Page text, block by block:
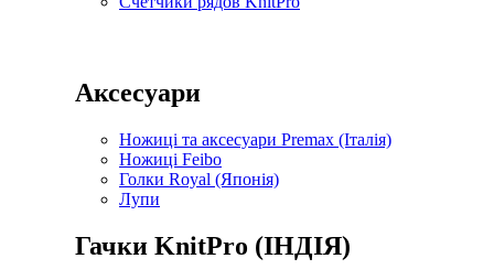
Аксесуари
Ножиці та аксесуари Premax (Італія)
Ножиці Feibo
Голки Royal (Японія)
Лупи
Гачки KnitPro (ІНДІЯ)